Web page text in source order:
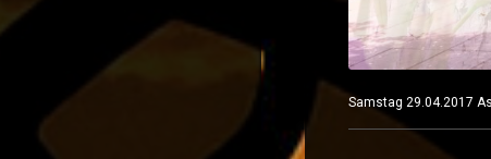
Samstag 29.04.2017